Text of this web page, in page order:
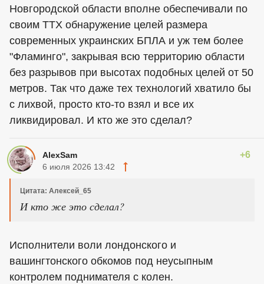
Новгородской области вполне обеспечивали по
своим ТТХ обнаружение целей размера
современных украинских БПЛА и уж тем более
"Фламинго", закрывая всю территорию области
без разрывов при высотах подобных целей от 50
метров. Так что даже тех технологий хватило бы
с лихвой, просто кто-то взял и все их
ликвидировал. И кто же это сделал?
AlexSam +6
6 июля 2026 13:42
Цитата: Алексей_65
И кто же это сделал?
Исполнители воли лондонского и
вашингтонского обкомов под неусыпным
контролем поднимателя с колен.